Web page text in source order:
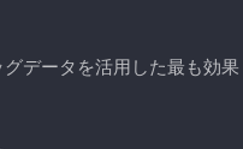
データを活用した最も効果